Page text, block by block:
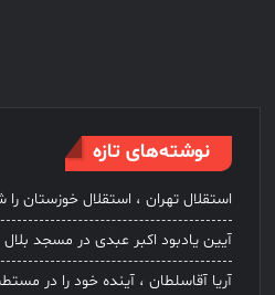
نوشته‌های تازه
استقلال تهران ، استقلال خوزستان
آیین یادبود اکبر عبدی در مسجد بلال
آریا آقاسلطان ، آینده خود را در